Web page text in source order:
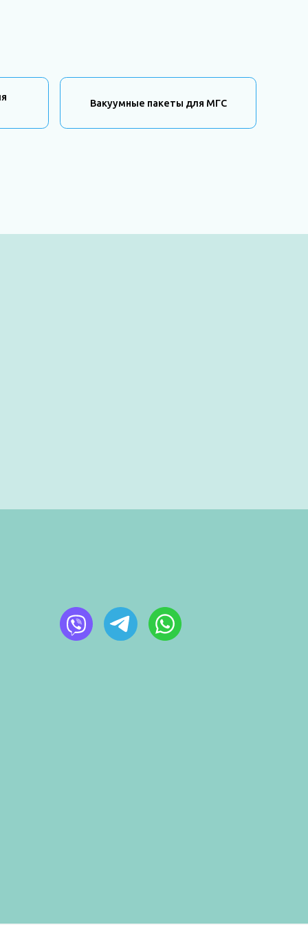
Вакуумные пакеты для МГС